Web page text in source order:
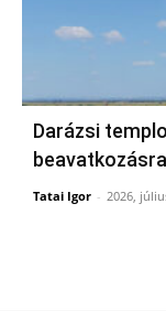
Darázsi
Tatai Igor - 2026,